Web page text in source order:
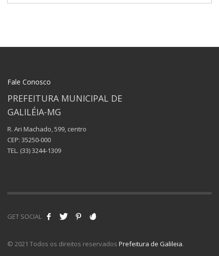
Fale Conosco
PREFEITURA MUNICIPAL DE
GALILÉIA-MG
R. Ari Machado, 599, centro
CEP: 35250-000
TEL. (33) 3244-1309
GET SOCIAL
© 2021 Todos os direitos reservados Prefeitura de Galileia.